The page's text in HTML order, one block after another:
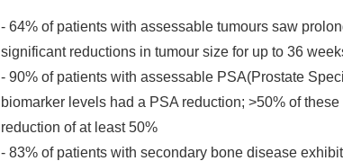
- 64% of patients with assessable tumours saw
significant reductions in tumour size for up to 36
- 90% of patients with assessable PSA(Prostate
biomarker levels had a PSA reduction; >50% of
reduction of at least 50%
- 83% of patients with secondary bone disease